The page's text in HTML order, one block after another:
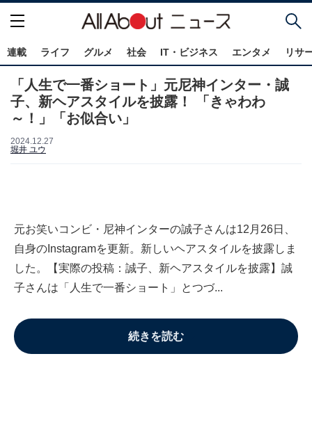
連載 ライフ グルメ 社会 IT・ビジネス エンタメ リサ
「人生で一番ショート」元尼神インター・誠
子、新ヘアスタイルを披露！ 「きゃわわ
～！」「お似合い」
2024.12.27
堀井 ユウ
元お笑いコンビ・尼神インターの誠子さんは12月26日、
自身のInstagramを更新。新しいヘアスタイルを披露しま
した。【実際の投稿：誠子、新ヘアスタイルを披露】誠
子さんは「人生で一番ショート」とつづ...
続きを読む